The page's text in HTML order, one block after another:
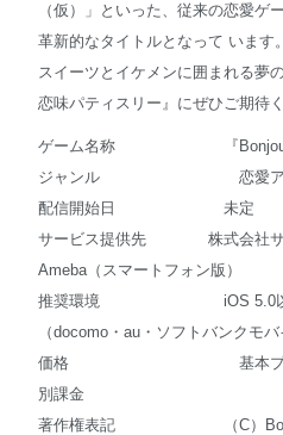
（仮）」といった、従来の恋愛ゲ
革新的なタイトルとなって います。
スイーツとイケメンに囲まれる夢
恋味パティスリー』にぜひご期待く
ゲーム名称 『Bonjour♪恋
ジャンル 恋愛アドベ
配信開始日 未定
サービス提供先 株式会社サイ
Ameba（スマートフォン版）
推奨環境 iOS 5.0以降/
（docomo・au・ソフトバンクモバ
価格 基本プレイ無料
別課金
著作権表記 （C）Bon♪